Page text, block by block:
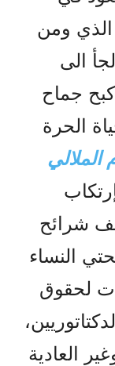
الذي ومن
الى
جماح
الحرة
الملالي
شرائح
النساء
لحقوق
العادية